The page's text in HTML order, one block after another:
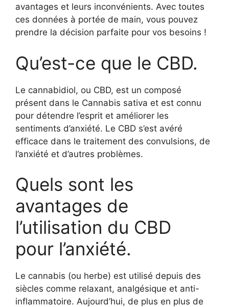
avantages et leurs inconvénients. Avec toutes
ces données à portée de main, vous pouvez
prendre la décision parfaite pour vos besoins !
Qu’est-ce que le CBD.
Le cannabidiol, ou CBD, est un composé
présent dans le Cannabis sativa et est connu
pour détendre l’esprit et améliorer les
sentiments d’anxiété. Le CBD s’est avéré
efficace dans le traitement des convulsions, de
l’anxiété et d’autres problèmes.
Quels sont les
avantages de
l’utilisation du CBD
pour l’anxiété.
Le cannabis (ou herbe) est utilisé depuis des
siècles comme relaxant, analgésique et anti-
inflammatoire. Aujourd’hui, de plus en plus de